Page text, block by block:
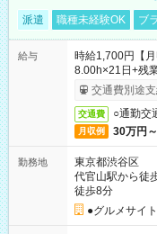
派遣 職種未経験OK ブ
給与
時給1,700円【
8.00h×21日+残
交通費別途支
交通費 ○通勤交
月収例 30万円～
勤務地
東京都渋谷区
代官山駅から徒
徒歩8分
●グルメサイ